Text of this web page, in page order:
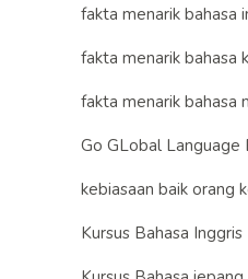
fakta menarik bahasa
fakta menarik bahasa
fakta menarik bahasa
Go GLobal Language
kebiasaan baik orang
Kursus Bahasa Inggris